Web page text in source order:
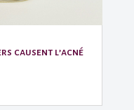
causent l’acné